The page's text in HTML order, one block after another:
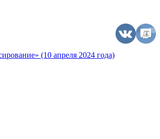
(10 апреля 2024 года)